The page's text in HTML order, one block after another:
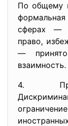
По общему
сферах —
право,
— принято
взаимность.
4.